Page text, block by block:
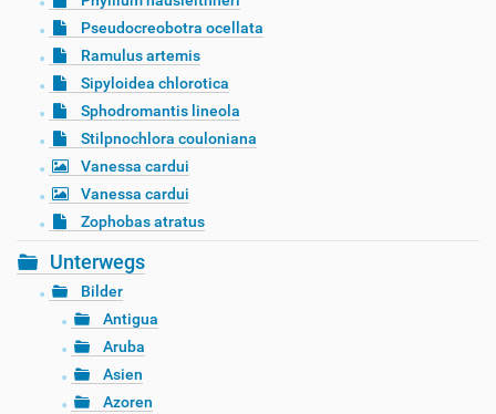
Pseudocreobotra ocellata
Ramulus artemis
Sipyloidea chlorotica
Sphodromantis lineola
Stilpnochlora couloniana
Vanessa cardui
Vanessa cardui
Zophobas atratus
Unterwegs
Bilder
Antigua
Aruba
Asien
Azoren